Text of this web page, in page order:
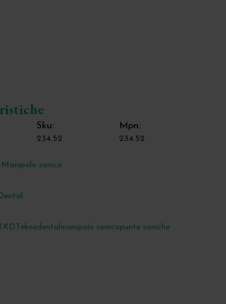
Sku:
234.52
Mpn:
234.52
sonico
TKD Teknedental manipolo sonicopunte soniche